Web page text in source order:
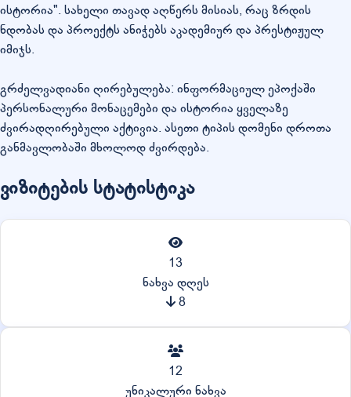
ისტორია". სახელი თავად აღწერს მისიას, რაც ზრდის
ნდობას და პროექტს ანიჭებს აკადემიურ და პრესტიჟულ
იმიჯს.
გრძელვადიანი ღირებულება: ინფორმაციულ ეპოქაში
პერსონალური მონაცემები და ისტორია ყველაზე
ძვირადღირებული აქტივია. ასეთი ტიპის დომენი დროთა
განმავლობაში მხოლოდ ძვირდება.
ვიზიტების სტატისტიკა
13
ნახვა დღეს
8
12
უნიკალური ნახვა